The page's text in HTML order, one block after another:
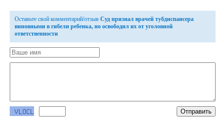
Оставьте свой комментарий/отзыв Суд признал врачей тубдиспансера
виновными в гибели ребенка, но освободил их от уголовной
ответственности